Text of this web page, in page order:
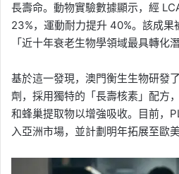
長壽命。動物實驗數據顯示，經
23%，運動耐力提升 40%。該成
「近十年衰老生物學領域最具轉化
基於這一發現，澳門衡生生物研發
劑，採用獨特的「長壽核素」配方
和蜂巢提取物以增強吸收。目前，
入亞洲市場，並計劃明年拓展至歐美